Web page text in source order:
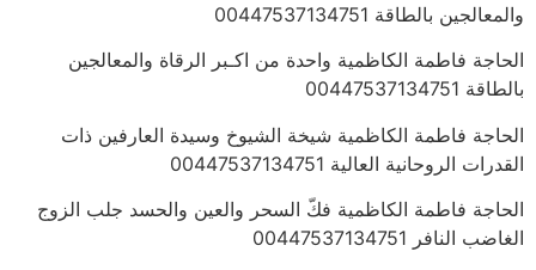
والمعالجين بالطاقة 00447537134751
الحاجة فاطمة الكاظمية واحدة من اكـبر الرقاة والمعالجين
بالطاقة 00447537134751
الحاجة فاطمة الكاظمية شيخة الشيوخ وسيدة العارفين ذات
القدرات الروحانية العالية 00447537134751
الحاجة فاطمة الكاظمية فكّ السحر والعين والحسد جلب الزوج
الغاضب النافر 00447537134751